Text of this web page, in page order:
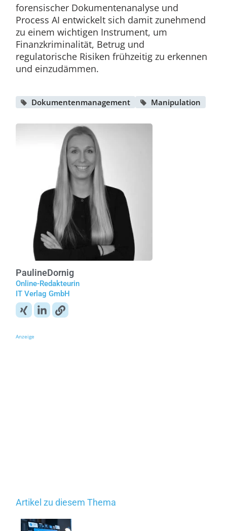
forensischer Dokumentenanalyse und
Process AI entwickelt sich damit zunehmend
zu einem wichtigen Instrument, um
Finanzkriminalität, Betrug und
regulatorische Risiken frühzeitig zu erkennen
und einzudämmen.
Dokumentenmanagement Manipulation
PaulineDornig
Online-Redakteurin
IT Verlag GmbH
Anzeige
Artikel zu diesem Thema